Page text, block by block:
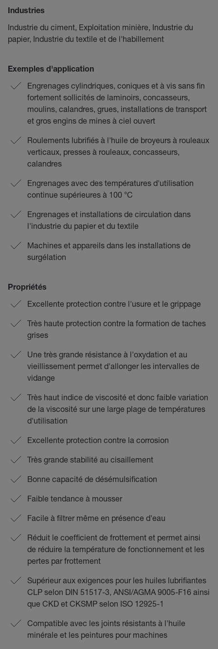
Industries
Industrie du ciment, Exploitation minière, Industrie du
papier, Industrie du textile et de l'habillement
Exemples d'application
Engrenages cylindriques, coniques et à vis sans fin
fortement sollicités de laminoirs, concasseurs,
moulins, calandres, grues, installations de transport
et gros engins de mines à ciel ouvert
Roulements lubrifiés à l'huile de broyeurs à rouleaux
verticaux, presses à rouleaux, concasseurs,
calandres
Engrenages avec des températures d'utilisation
continue supérieures à 100 °C
Engrenages et installations de circulation dans
l'industrie du papier et du textile
Machines et appareils dans les installations de
surgélation
Propriétés
Excellente protection contre l'usure et le grippage
Très haute protection contre la formation de taches
grises
Une très grande résistance à l'oxydation et au
vieillissement permet d'allonger les intervalles de
vidange
Très haut indice de viscosité et donc faible variation
de la viscosité sur une large plage de températures
d'utilisation
Excellente protection contre la corrosion
Très grande stabilité au cisaillement
Bonne capacité de désémulsification
Faible tendance à mousser
Facile à filtrer même en présence d'eau
Réduit le coefficient de frottement et permet ainsi
de réduire la température de fonctionnement et les
pertes par frottement
Supérieur aux exigences pour les huiles lubrifiantes
CLP selon DIN 51517-3, ANSI/AGMA 9005-F16 ainsi
que CKD et CKSMP selon ISO 12925-1
Compatible avec les joints résistants à l'huile
minérale et les peintures pour machines